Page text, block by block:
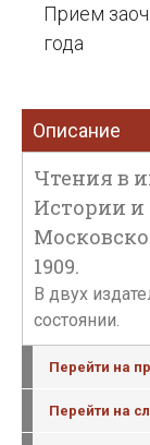
Прием
года
Описание
Чтения в
Истории и
1909.
В двух
состоянии.
Перейти на
Перейти на